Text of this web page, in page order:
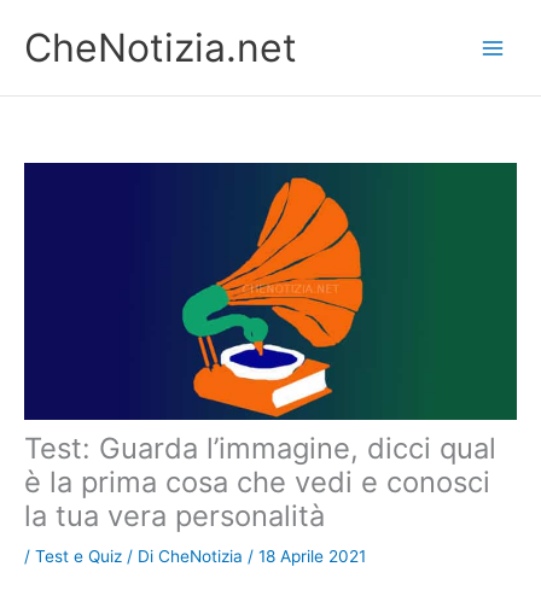
contenuto
CheNotizia.net
Test: Guarda l’immagine, dicci qual
è la prima cosa che vedi e conosci
la tua vera personalità
/ Test e Quiz / Di CheNotizia / 18 Aprile 2021